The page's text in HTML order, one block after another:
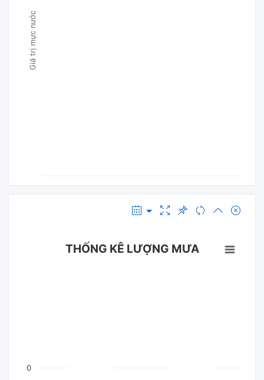
Giá trị mực nước
THỐNG KÊ LƯỢNG MƯA
0